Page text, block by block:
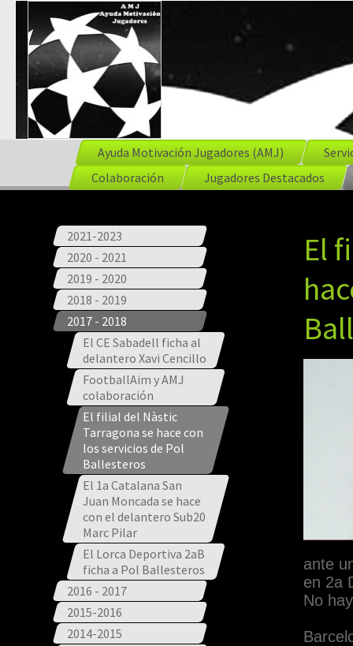
Ayuda Motivación Jugadores (AMJ)
Colaboración
Jugadores Destacados
2021-2023
2020 - 2021
2019 - 2020
2018 - 2019
2017 - 2018
El CE Sabadell ficha al
delantero Xavi Cencillo
FootballAim y AMJ
colaboración
El filial del Nàstic
Tarragona se hace con
los servicios de Pol
Ballesteros
El 1a Catalana San
Juan Moncada se hace
con el delantero Sub20
Marc Pilar
El Lorca Deportiva 2aB
ficha a Pol Ballesteros
2016 - 2017
2015-2016
2014-2015
El
ante
en 2a
No